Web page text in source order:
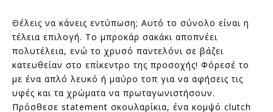
Θέλεις να κάνεις εντύπωση; Αυτό το σύνολο είναι η
τέλεια επιλογή. Το μπροκάρ σακάκι αποπνέει
πολυτέλεια, ενώ το χρυσό παντελόνι σε βάζει
κατευθείαν στο επίκεντρο της προσοχής! Φόρεσέ το
με ένα απλό λευκό ή μαύρο τοπ για να αφήσεις τις
υφές και τα χρώματα να πρωταγωνιστήσουν.
Πρόσθεσε statement σκουλαρίκια, ένα κομψό clutch